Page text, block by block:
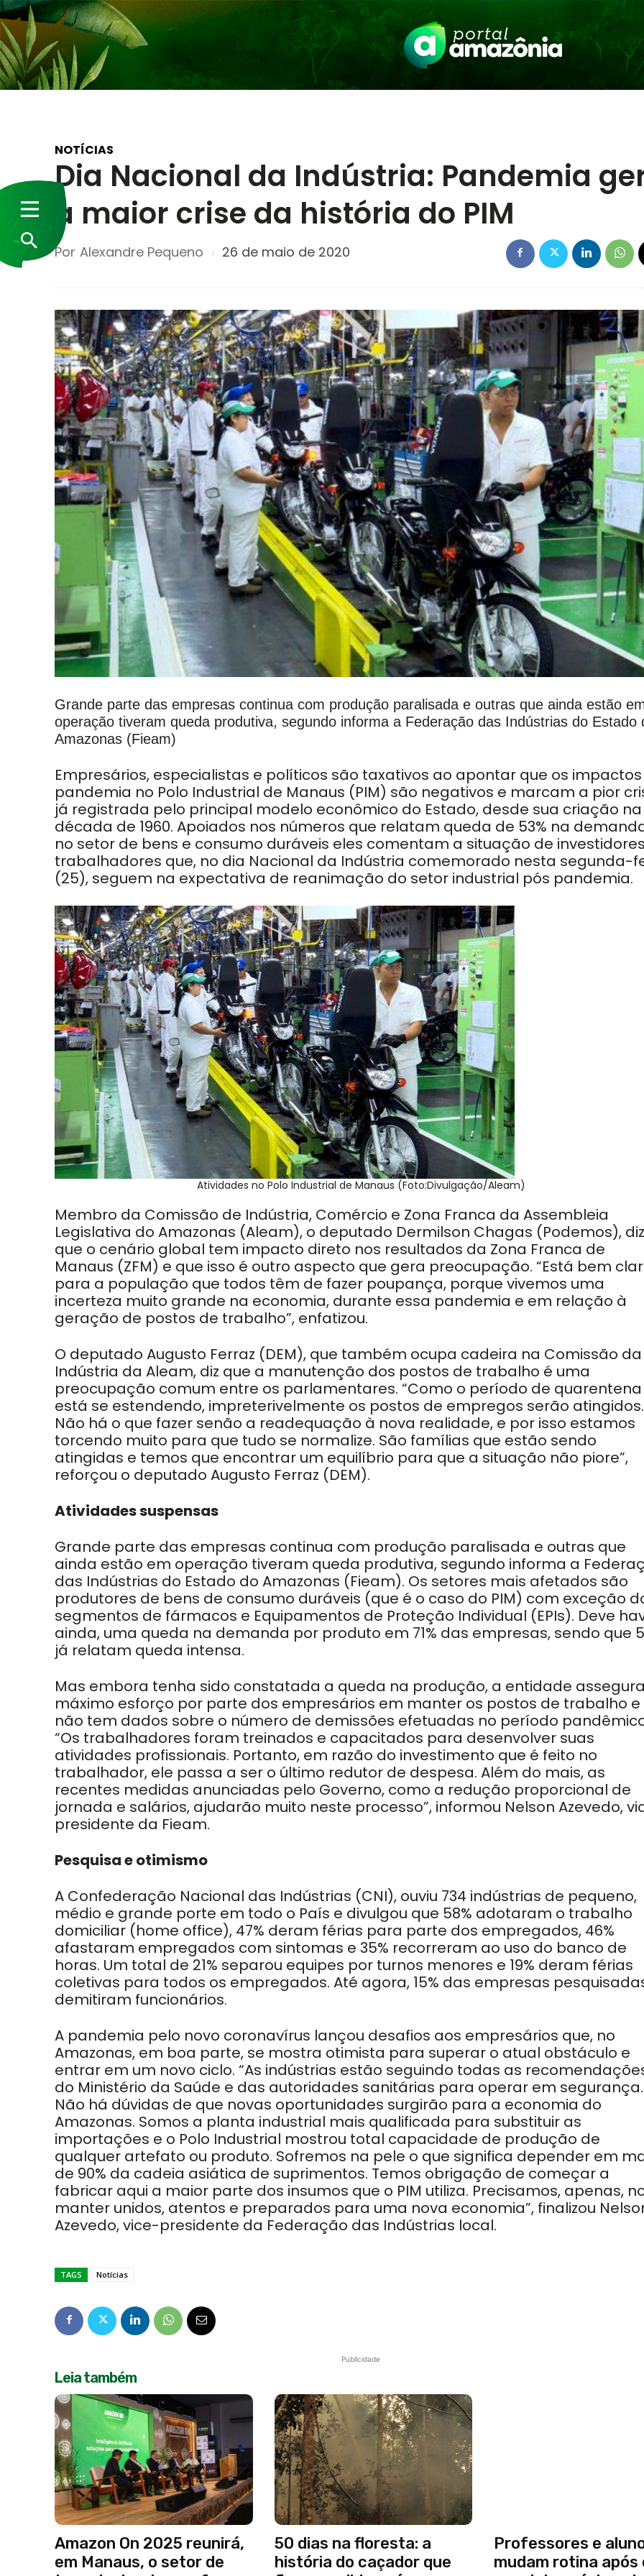
NOTÍCIAS
Dia Nacional da Indústria: Pandemia
a maior crise da história do PIM
Por Alexandre Pequeno 26 de maio de 2020
Grande parte das empresas continua com produção paralisada e outras que ainda estão
operação tiveram queda produtiva, segundo informa a Federação das Indústrias do Estado
Amazonas (Fieam)
Empresários, especialistas e políticos são taxativos ao apontar que os
pandemia no Polo Industrial de Manaus (PIM) são negativos e marcam a pior
já registrada pelo principal modelo econômico do Estado, desde sua criação na
década de 1960. Apoiados nos números que relatam queda de 53% na
no setor de bens e consumo duráveis eles comentam a situação de
trabalhadores que, no dia Nacional da Indústria comemorado nesta segunda-
(25), seguem na expectativa de reanimação do setor industrial pós pandemia.
Atividades no Polo Industrial de Manaus (Foto:Divulgação/Aleam)
Membro da Comissão de Indústria, Comércio e Zona Franca da Assembleia
Legislativa do Amazonas (Aleam), o deputado Dermilson Chagas (Podemos), diz
que o cenário global tem impacto direto nos resultados da Zona Franca de
Manaus (ZFM) e que isso é outro aspecto que gera preocupação. “Está bem
para a população que todos têm de fazer poupança, porque vivemos uma
incerteza muito grande na economia, durante essa pandemia e em relação à
geração de postos de trabalho”, enfatizou.
O deputado Augusto Ferraz (DEM), que também ocupa cadeira na Comissão da
Indústria da Aleam, diz que a manutenção dos postos de trabalho é uma
preocupação comum entre os parlamentares. “Como o período de quarentena
está se estendendo, impreterivelmente os postos de empregos serão atingidos.
Não há o que fazer senão a readequação à nova realidade, e por isso estamos
torcendo muito para que tudo se normalize. São famílias que estão sendo
atingidas e temos que encontrar um equilíbrio para que a situação não piore”,
reforçou o deputado Augusto Ferraz (DEM).
Atividades suspensas
Grande parte das empresas continua com produção paralisada e outras que
ainda estão em operação tiveram queda produtiva, segundo informa a
das Indústrias do Estado do Amazonas (Fieam). Os setores mais afetados são
produtores de bens de consumo duráveis (que é o caso do PIM) com exceção
segmentos de fármacos e Equipamentos de Proteção Individual (EPIs). Deve
ainda, uma queda na demanda por produto em 71% das empresas, sendo que
já relatam queda intensa.
Mas embora tenha sido constatada a queda na produção, a entidade
máximo esforço por parte dos empresários em manter os postos de trabalho e
não tem dados sobre o número de demissões efetuadas no período
“Os trabalhadores foram treinados e capacitados para desenvolver suas
atividades profissionais. Portanto, em razão do investimento que é feito no
trabalhador, ele passa a ser o último redutor de despesa. Além do mais, as
recentes medidas anunciadas pelo Governo, como a redução proporcional de
jornada e salários, ajudarão muito neste processo”, informou Nelson Azevedo,
presidente da Fieam.
Pesquisa e otimismo
A Confederação Nacional das Indústrias (CNI), ouviu 734 indústrias de pequeno,
médio e grande porte em todo o País e divulgou que 58% adotaram o trabalho
domiciliar (home office), 47% deram férias para parte dos empregados, 46%
afastaram empregados com sintomas e 35% recorreram ao uso do banco de
horas. Um total de 21% separou equipes por turnos menores e 19% deram férias
coletivas para todos os empregados. Até agora, 15% das empresas
demitiram funcionários.
A pandemia pelo novo coronavírus lançou desafios aos empresários que, no
Amazonas, em boa parte, se mostra otimista para superar o atual obstáculo e
entrar em um novo ciclo. “As indústrias estão seguindo todas as
do Ministério da Saúde e das autoridades sanitárias para operar em segurança.
Não há dúvidas de que novas oportunidades surgirão para a economia do
Amazonas. Somos a planta industrial mais qualificada para substituir as
importações e o Polo Industrial mostrou total capacidade de produção de
qualquer artefato ou produto. Sofremos na pele o que significa depender em
de 90% da cadeia asiática de suprimentos. Temos obrigação de começar a
fabricar aqui a maior parte dos insumos que o PIM utiliza. Precisamos, apenas,
manter unidos, atentos e preparados para uma nova economia”, finalizou
Azevedo, vice-presidente da Federação das Indústrias local.
TAGS Notícias
Publicidade
Leia também
Amazon On 2025 reunirá,
em Manaus, o setor de
50 dias na floresta: a
história do caçador que
Professores e
mudam rotina após